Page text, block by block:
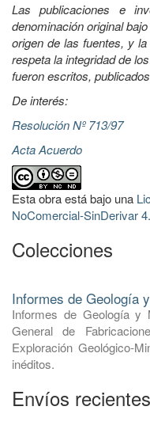
Las publicaciones e
denominación original
origen de las fuentes, y
respeta la integridad de
fueron escritos,
De interés:
Resolución Nº 713/97
Acta Acuerdo
Esta obra está bajo una
NoComercial-SinDerivar
Colecciones
Informes de Geología
Informes de Geología y
General de
Exploración Geológico-
inéditos.
Envíos recientes